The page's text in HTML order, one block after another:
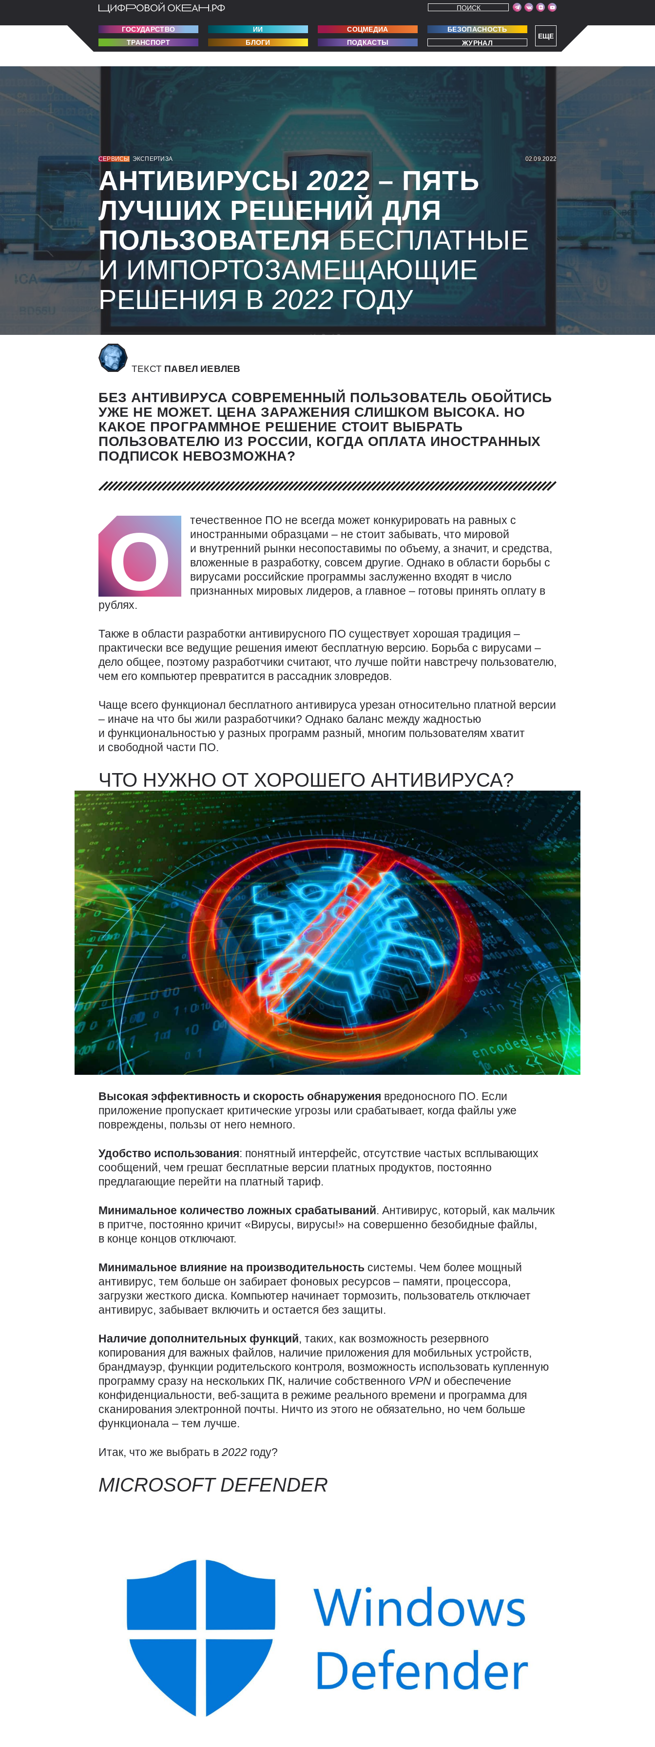
ЕЩЕ
ПОИСК
ГОСУДАРСТВО ИИ СОЦМЕДИА
БЕЗОПАСНОСТЬ
ТРАНСПОРТ
БЛОГИ ПОДКАСТЫ ЖУРНАЛ
СЕРВИСЫ ЭКСПЕРТИЗА 02.09.2022
АНТИВИРУСЫ2022 – ПЯТЬ
ЛУЧШИХ РЕШЕНИЙ ДЛЯ
ПОЛЬЗОВАТЕЛЯБЕСПЛАТНЫЕ
И ИМПОРТОЗАМЕЩАЮЩИЕ
РЕШЕНИЯ В2022 ГОДУ
ТЕКСТ ПАВЕЛ ИЕВЛЕВ
БЕЗ АНТИВИРУСА СОВРЕМЕННЫЙ ПОЛЬЗОВАТЕЛЬ ОБОЙТИСЬ
УЖЕ НЕ МОЖЕТ. ЦЕНА ЗАРАЖЕНИЯ СЛИШКОМ ВЫСОКА. НО
КАКОЕ ПРОГРАММНОЕ РЕШЕНИЕ СТОИТ ВЫБРАТЬ
ПОЛЬЗОВАТЕЛЮ ИЗ РОССИИ, КОГДА ОПЛАТА ИНОСТРАННЫХ
ПОДПИСОК НЕВОЗМОЖНА?
О
течественное ПО не всегда может конкурировать на равных с
иностранными образцами – не стоит забывать, что мировой
и внутренний рынки несопоставимы по объему, а значит, и средства,
вложенные в разработку, совсем другие. Однако в области борьбы с
вирусами российские программы заслуженно входят в число
признанных мировых лидеров, а главное – готовы принять оплату в
рублях.
Также в области разработки антивирусного ПО существует хорошая традиция –
практически все ведущие решения имеют бесплатную версию. Борьба с вирусами –
дело общее, поэтому разработчики считают, что лучше пойти навстречу пользователю,
чем его компьютер превратится в рассадник зловредов.
Чаще всего функционал бесплатного антивируса урезан относительно платной версии
– иначе на что бы жили разработчики? Однако баланс между жадностью
и функциональностью у разных программ разный, многим пользователям хватит
и свободной части ПО.
ЧТО НУЖНО ОТ ХОРОШЕГО АНТИВИРУСА?
Высокая эффективность и скорость обнаружения вредоносного ПО. Если
приложение пропускает критические угрозы или срабатывает, когда файлы уже
повреждены, пользы от него немного.
Удобство использования: понятный интерфейс, отсутствие частых всплывающих
сообщений, чем грешат бесплатные версии платных продуктов, постоянно
предлагающие перейти на платный тариф.
Минимальное количество ложных срабатываний. Антивирус, который, как мальчик
в притче, постоянно кричит «Вирусы, вирусы!» на совершенно безобидные файлы,
в конце концов отключают.
Минимальное влияние на производительность системы. Чем более мощный
антивирус, тем больше он забирает фоновых ресурсов – памяти, процессора,
загрузки жесткого диска. Компьютер начинает тормозить, пользователь отключает
антивирус, забывает включить и остается без защиты.
Наличие дополнительных функций, таких, как возможность резервного
копирования для важных файлов, наличие приложения для мобильных устройств,
брандмауэр, функции родительского контроля, возможность использовать купленную
программу сразу на нескольких ПК, наличие собственного VPN и обеспечение
конфиденциальности, веб-защита в режиме реального времени и программа для
сканирования электронной почты. Ничто из этого не обязательно, но чем больше
функционала – тем лучше.
Итак, что же выбрать в 2022 году?
MICROSOFT DEFENDER